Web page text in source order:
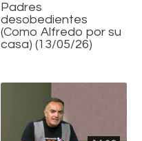
Padres
desobedientes
(Como Alfredo por su
casa) (13/05/26)